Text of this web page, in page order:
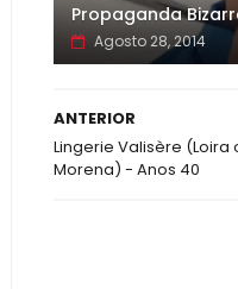
Propaganda
Agosto 28, 2014
ANTERIOR
Lingerie Valisère (Loira
Morena) - Anos 40